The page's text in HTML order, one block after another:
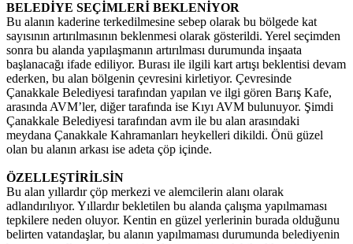
BELEDİYE SEÇİMLERİ BEKLENİYOR
Bu alanın kaderine terkedilmesine sebep olarak bu bölgede kat
sayısının artırılmasının beklenmesi olarak gösterildi. Yerel seçimden
sonra bu alanda yapılaşmanın artırılması durumunda inşaata
başlanacağı ifade ediliyor. Burası ile ilgili kart artışı beklentisi devam
ederken, bu alan bölgenin çevresini kirletiyor. Çevresinde
Çanakkale Belediyesi tarafından yapılan ve ilgi gören Barış Kafe,
arasında AVM’ler, diğer tarafında ise Kıyı AVM bulunuyor. Şimdi
Çanakkale Belediyesi tarafından avm ile bu alan arasındaki
meydana Çanakkale Kahramanları heykelleri dikildi. Önü güzel
olan bu alanın arkası ise adeta çöp içinde.
ÖZELLEŞTİRİLSİN
Bu alan yıllardır çöp merkezi ve alemcilerin alanı olarak
adlandırılıyor. Yıllardır bekletilen bu alanda çalışma yapılmaması
tepkilere neden oluyor. Kentin en güzel yerlerinin burada olduğunu
belirten vatandaşlar, bu alanın yapılmaması durumunda belediyenin